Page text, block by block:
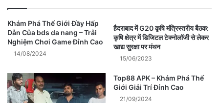
Khám Phá Thế Giới Đầy Hấp
Dẫn Của bds da nang – Trải
Nghiệm Chơi Game Đỉnh Cao
14/08/2024
हैदराबाद में G20 कृषि मंत्रिस्तरीय बैठक:
कृषि क्षेत्र में डिजिटल टेक्नोलॉजी से लेकर
खाद्य सुरक्षा पर मंथन
15/06/2023
Top88 APK – Khám Phá Thế
Giới Giải Trí Đỉnh Cao
21/09/2024